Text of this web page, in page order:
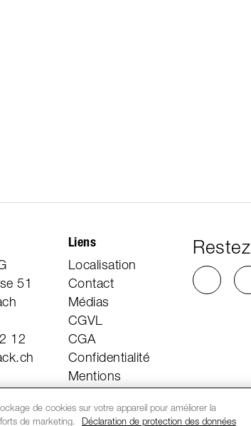
51
12
Liens
Localisation
Contact
Médias
CGVL
CGA
Confidentialité
Mentions
de cookies sur votre appareil pour améliorer la
de marketing.
Déclaration de protection des données